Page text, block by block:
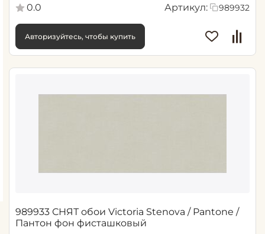
0.0 Артикул: 989932
Авторизуйтесь, чтобы купить
989933 СНЯТ обои Victoria Stenova / Pantone /
Пантон фон фисташковый